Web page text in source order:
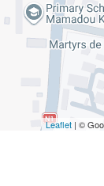
Leaflet | ©